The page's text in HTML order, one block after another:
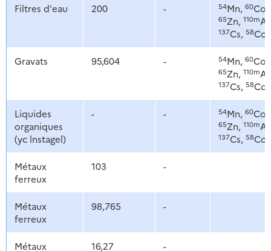
Filtres d'eau 200 - 54Mn, 60Co,
65Zn, 110m
137Cs, 58Co
Gravats 95,604 - 54Mn, 60Co,
65Zn, 110m
137Cs, 58Co
Liquides
organiques
(yc lnstagel)
- - 54Mn, 60Co,
65Zn, 110m
137Cs, 58Co
Métaux
ferreux
103 -
Métaux
ferreux
98,765 -
Métaux
16,27 -